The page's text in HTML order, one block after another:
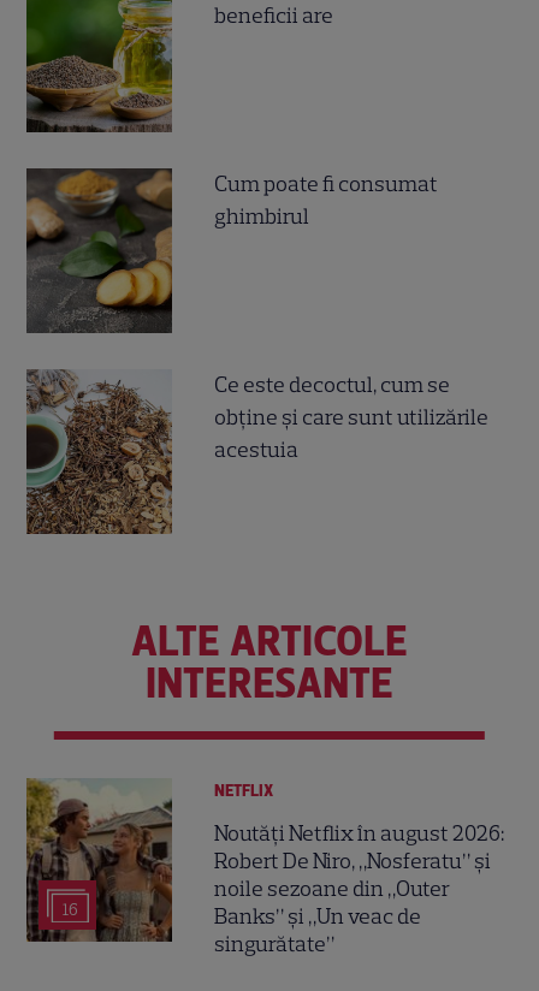
beneficii are
Cum poate fi consumat
ghimbirul
Ce este decoctul, cum se
obţine şi care sunt utilizările
acestuia
ALTE ARTICOLE
INTERESANTE
16
NETFLIX
Noutăți Netflix în august 2026:
Robert De Niro, „Nosferatu” și
noile sezoane din „Outer
Banks” și „Un veac de
singurătate”